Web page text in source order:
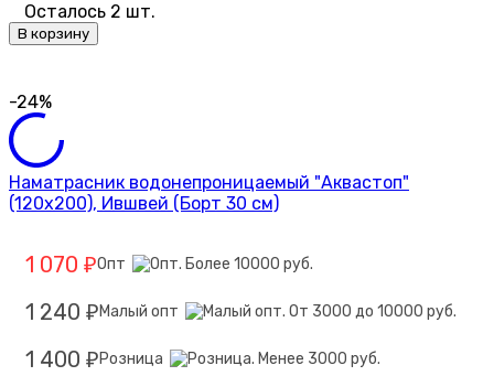
Осталось 2 шт.
В корзину
-24%
Наматрасник водонепроницаемый "Аквастоп"
(120х200), Ившвей (Борт 30 см)
1 070 ₽Опт
1 240 ₽ Малый опт
1 400 ₽ Розница